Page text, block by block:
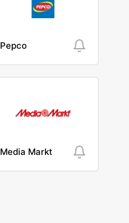
Pepco
Media Markt